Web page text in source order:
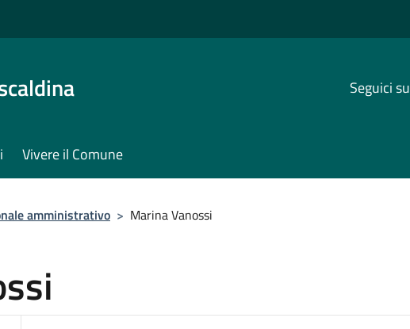
Seguici su
Vivere il Comune
amministrativo > Marina Vanossi